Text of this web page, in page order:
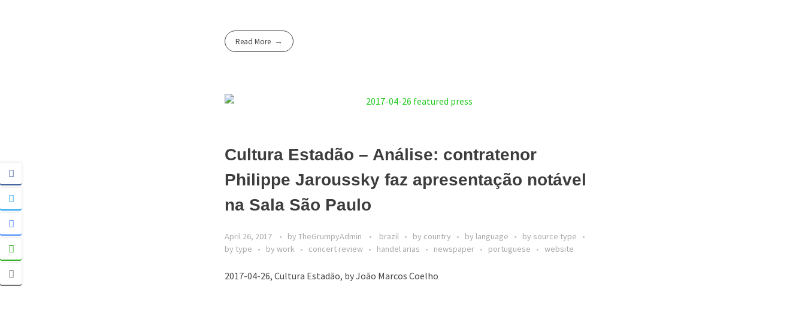
Read More
Cultura Estadão – Análise: contratenor
Philippe Jaroussky faz apresentação notável
na Sala São Paulo
April 26, 2017 by TheGrumpyAdmin brazil by country by language
by source type
by type
by work concert review handel arias newspaper portuguese website
2017-04-26, Cultura Estadão, by João Marcos Coelho